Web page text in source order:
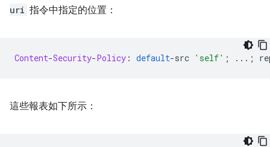
uri 指令中指定的位置：
Content-Security-Policy : default-src 'self' ; ...;
這些報表如下所示：